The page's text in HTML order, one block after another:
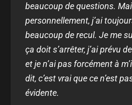
beaucoup de questions.
personnellement, j’ai
beaucoup de recul. Je me
ça doit s’arrêter, j’ai prévu
et je n’ai pas forcément à
dit, c’est vrai que ce n’est
évidente.